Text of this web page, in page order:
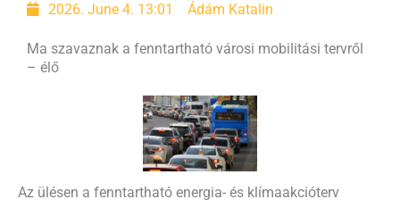
2026. June 4. 13:01 Ádám Katalin
Ma szavaznak a fenntartható városi mobilitási tervről
– élő
Az ülésen a fenntartható energia- és klímaakcióterv